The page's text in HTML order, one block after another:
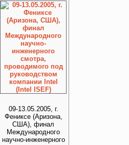
09-13.05.2005, г.
Фениксе (Аризона,
США), финал
Международного
научно-инженерного